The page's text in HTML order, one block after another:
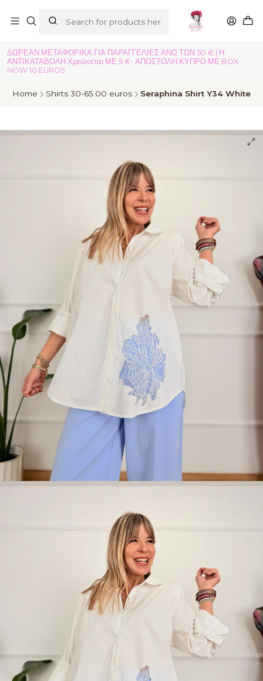
ΔΩΡΕΑΝ ΜΕΤΑΦΟΡΙΚΑ ΓΙΑ ΠΑΡΑΓΓΕΛΙΕΣ ΑΝΩ ΤΩΝ 50 € | Η
ΑΝΤΙΚΑΤΑΒΟΛΗ Χρεώνεται ΜΕ 5 €- ΑΠΟΣΤΟΛΗ ΚΥΠΡΟ ΜΕ BOX
NOW 10 EUROS
Home Shirts 30-65.00 euros Seraphina Shirt Y34 White